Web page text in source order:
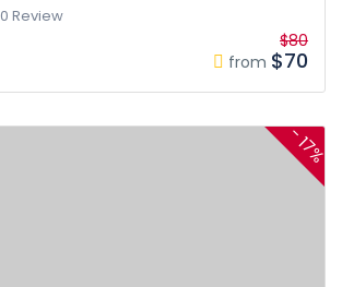
0 Review
from
$80
$70
- 17%